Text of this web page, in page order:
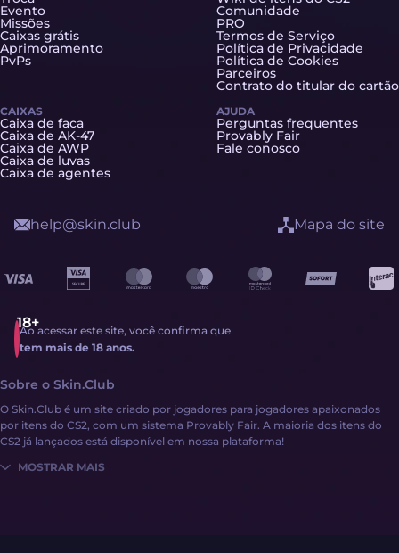
Evento
Missões
Caixas grátis
Aprimoramento
PvPs
CAIXAS
Caixa de faca
Caixa de AK-47
Caixa de AWP
Caixa de luvas
Caixa de agentes
Comunidade
PRO
Termos de Serviço
Política de Privacidade
Política de Cookies
Parceiros
Contrato do titular do cartão
AJUDA
Perguntas frequentes
Provably Fair
Fale conosco
Ao acessar este site, você confirma que
tem mais de 18 anos.
help@skin.club Mapa do site
Sobre o Skin.Club
O Skin.Club é um site criado por jogadores para jogadores apaixonados
por itens do CS2, com um sistema Provably Fair. A maioria dos itens do
CS2 já lançados está disponível em nossa plataforma!
Obter itens do CS2 nunca foi tão fácil:
MOSTRAR MAIS